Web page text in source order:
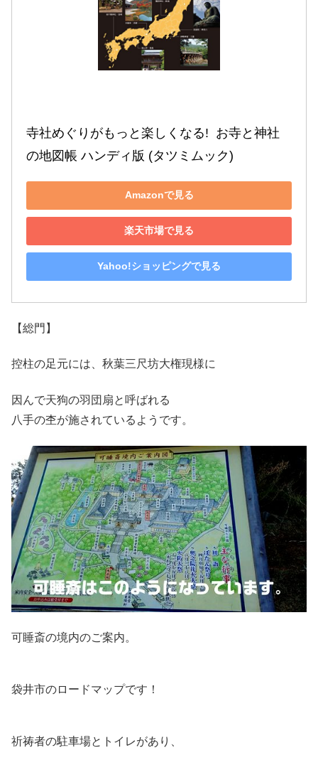
寺社めぐりがもっと楽しくなる!  お寺と神社
の地図帳 ハンディ版 (タツミムック)
Amazonで見る
楽天市場で見る
Yahoo!ショッピングで見る
【総門】
控柱の足元には、秋葉三尺坊大権現様に
因んで天狗の羽団扇と呼ばれる
八手の杢が施されているようです。
可睡斎の境内のご案内。
袋井市のロードマップです！
祈祷者の駐車場とトイレがあり、